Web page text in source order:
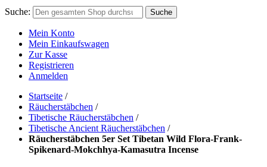
Suche: Suche
Mein Konto
Mein Einkaufswagen
Zur Kasse
Registrieren
Anmelden
Startseite /
Räucherstäbchen /
Tibetische Räucherstäbchen /
Tibetische Ancient Räucherstäbchen /
Räucherstäbchen 5er Set Tibetan Wild Flora-Frank-
Spikenard-Mokchhya-Kamasutra Incense